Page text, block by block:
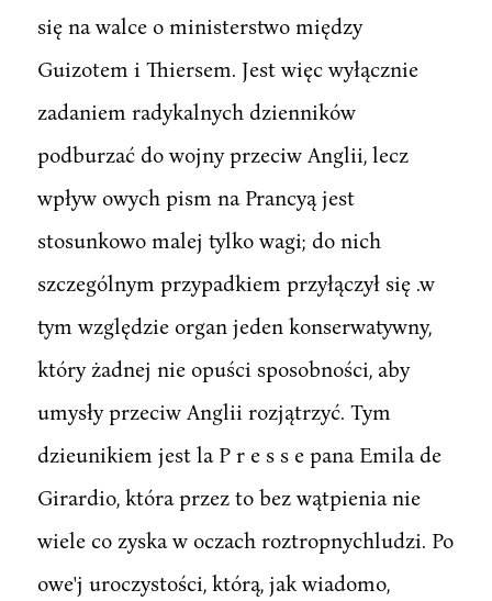
się na walce o ministerstwo między
Guizotem i Thiersem. Jest więc wyłącznie
zadaniem radykalnych dzienników
podburzać do wojny przeciw Anglii, lecz
wpływ owych pism na Prancyą jest
stosunkowo malej tylko wagi; do nich
szczególnym przypadkiem przyłączył się .w
tym względzie organ jeden konserwatywny,
który żadnej nie opuści sposobności, aby
umysły przeciw Anglii rozjątrzyć. Tym
dzieunikiem jest la P r e s s e pana Emila de
Girardio, która przez to bez wątpienia nie
wiele co zyska w oczach roztropnychludzi. Po
owe'j uroczystości, którą, jak wiadomo,